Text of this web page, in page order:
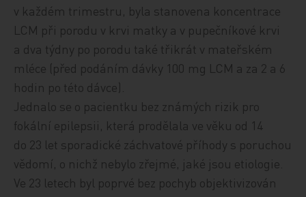
v každém trimestru, byla stanovena koncentrace
LCM při porodu v krvi matky a v pupečníkové krvi
a dva týdny po porodu také třikrát v mateřském
mléce (před podáním dávky 100 mg LCM a za 2 a 6
hodin po této dávce).
Jednalo se o pacientku bez známých rizik pro
fokální epilepsii, která prodělala ve věku od 14
do 23 let sporadické záchvatové příhody s poruchou
vědomí, o nichž nebylo zřejmé, jaké jsou etiologie.
Ve 23 letech byl poprvé bez pochyb objektivizován